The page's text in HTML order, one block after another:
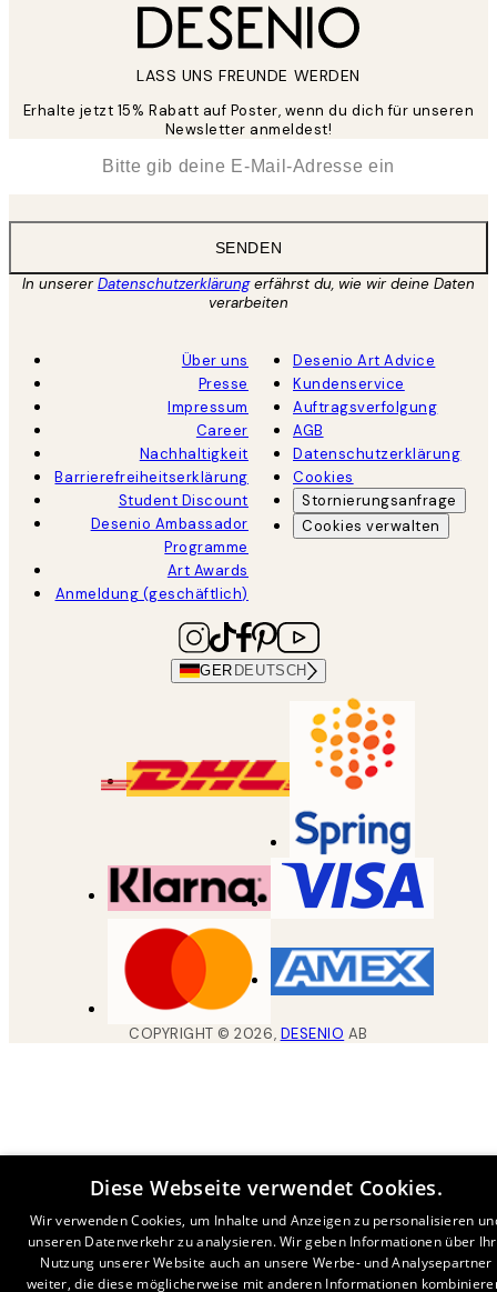
LASS UNS FREUNDE WERDEN
Erhalte jetzt 15% Rabatt auf Poster, wenn du dich für unseren
Newsletter anmeldest!
SENDEN
In unsererDatenschutzerklärungerfährst du, wie wir deine Daten
verarbeiten
Über uns
Presse
Impressum
Career
Nachhaltigkeit
Barrierefreiheitserklärung
Student Discount
Desenio Ambassador
Programme
Art Awards
Anmeldung (geschäftlich)
Desenio Art Advice
Kundenservice
Auftragsverfolgung
AGB
Datenschutzerklärung
Cookies
Stornierungsanfrage
Cookies verwalten
GER DEUTSCH
COPYRIGHT ©2026, DESENIO AB
Diese Webseite verwendet Cookies.
Wir verwenden Cookies, um Inhalte und Anzeigen zu personalisieren
unseren Datenverkehr zu analysieren. Wir geben Informationen über
Nutzung unserer Website auch an unsere Werbe- und Analysepartner
weiter, die diese möglicherweise mit anderen Informationen